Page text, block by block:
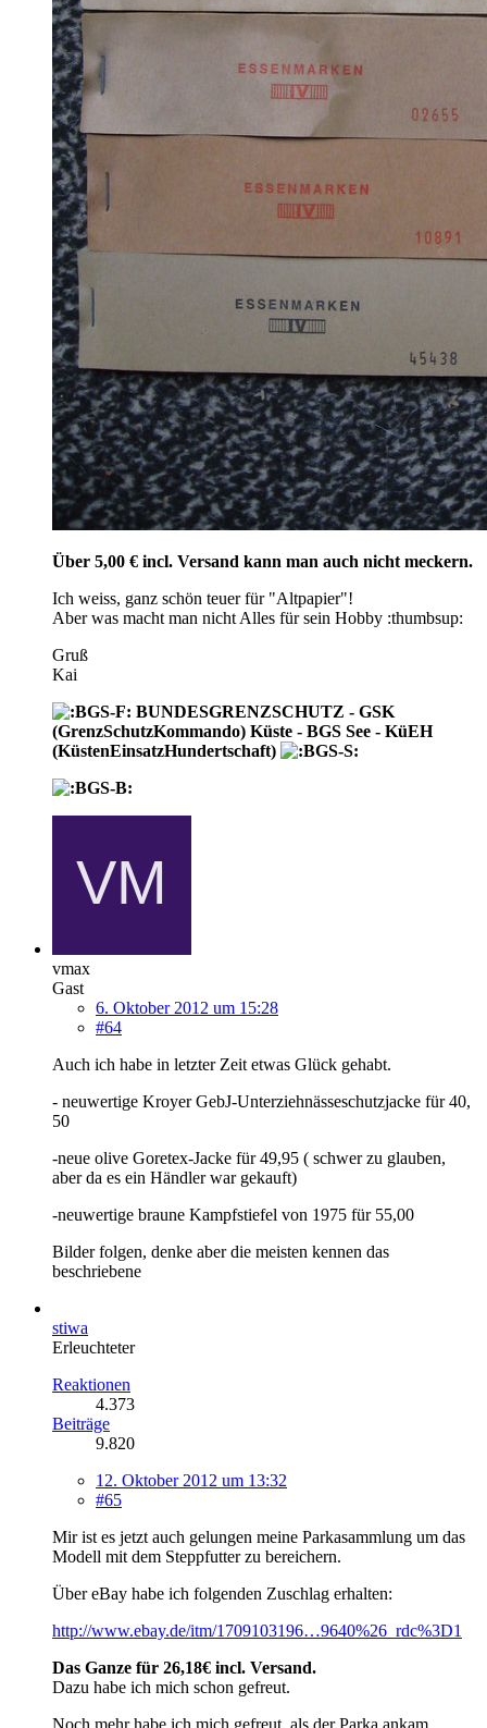
Über 5,00 € incl. Versand kann man auch nicht meckern.
Ich weiss, ganz schön teuer für "Altpapier"!
Aber was macht man nicht Alles für sein Hobby :thumbsup:
Gruß
Kai
BUNDESGRENZSCHUTZ - GSK
(GrenzSchutzKommando) Küste - BGS See - KüEH
(KüstenEinsatzHundertschaft)
vmax
Gast
6. Oktober 2012 um 15:28
#64
Auch ich habe in letzter Zeit etwas Glück gehabt.
- neuwertige Kroyer GebJ-Unterziehnässeschutzjacke für 40,
50
-neue olive Goretex-Jacke für 49,95 ( schwer zu glauben,
aber da es ein Händler war gekauft)
-neuwertige braune Kampfstiefel von 1975 für 55,00
Bilder folgen, denke aber die meisten kennen das
beschriebene
stiwa
Erleuchteter
Reaktionen
4.373
Beiträge
9.820
12. Oktober 2012 um 13:32
#65
Mir ist es jetzt auch gelungen meine Parkasammlung um das
Modell mit dem Steppfutter zu bereichern.
Über eBay habe ich folgenden Zuschlag erhalten:
http://www.ebay.de/itm/1709103196…9640%26_rdc%3D1
Das Ganze für 26,18€ incl. Versand.
Dazu habe ich mich schon gefreut.
Noch mehr habe ich mich gefreut, als der Parka ankam.